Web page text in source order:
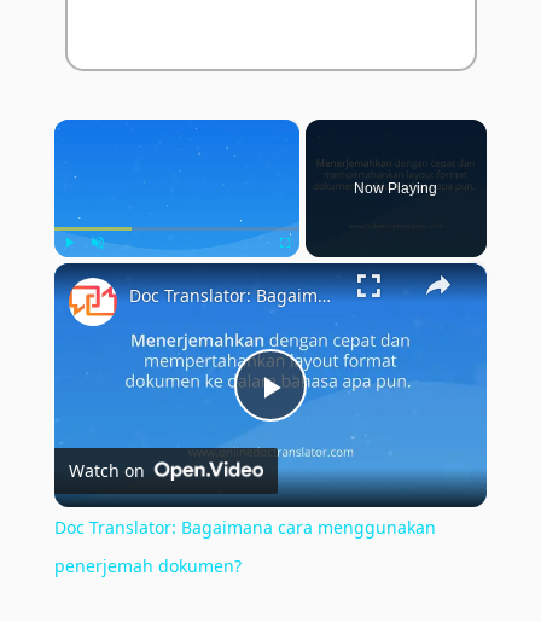
×
Play Unmute Fullscreen
Now Playing
×
Play
Video
Doc Translator: Bagaimana cara menggunakan penerjemah dokumen?
Watch on
Doc Translator: Bagaimana cara menggunakan
penerjemah dokumen?